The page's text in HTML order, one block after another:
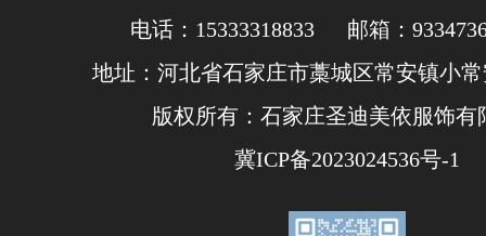
电话：15333318833 邮箱：
地址：河北省石家庄市藁城区常安镇小
版权所有：石家庄圣迪美依服饰有
冀ICP备2023024536号-1